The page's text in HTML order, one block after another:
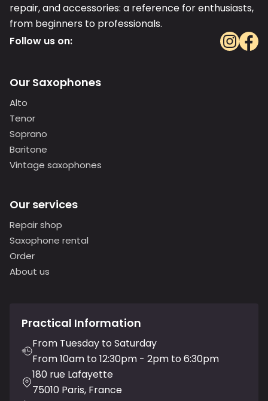
repair, and accessories: a reference for enthusiasts,
from beginners to professionals.
Follow us on:
Our Saxophones
Alto
Tenor
Soprano
Baritone
Vintage saxophones
Our services
Repair shop
Saxophone rental
Order
About us
Practical Information
From Tuesday to Saturday
From 10am to 12:30pm - 2pm to 6:30pm
180 rue Lafayette
75010 Paris, France